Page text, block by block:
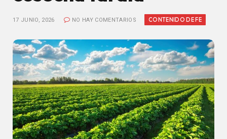
17 JUNIO, 2026 NO HAY COMENTARIOS CONTENIDO DE FE